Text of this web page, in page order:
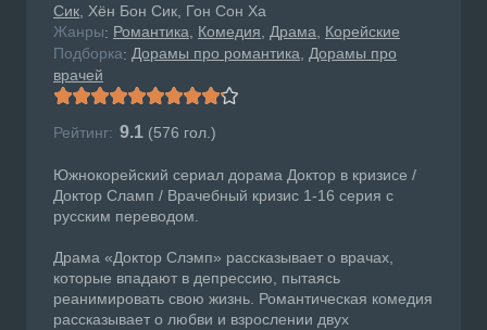
Сик, Хён Бон Сик, Гон Сон Ха
Жанры: Романтика Комедия Драма Корейские
Подборка: Дорамы про романтика Дорамы про
врачей
Рейтинг: 9.1 (576 гол.)
Южнокорейский сериал дорама Доктор в кризисе /
Доктор Сламп / Врачебный кризис 1-16 серия с
русским переводом.
Драма «Доктор Слэмп» рассказывает о врачах,
которые впадают в депрессию, пытаясь
реанимировать свою жизнь. Романтическая комедия
рассказывает о любви и взрослении двух